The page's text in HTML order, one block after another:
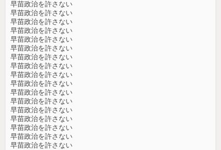
早苗政治を許さない
早苗政治を許さない
早苗政治を許さない
早苗政治を許さない
早苗政治を許さない
早苗政治を許さない
早苗政治を許さない
早苗政治を許さない
早苗政治を許さない
早苗政治を許さない
早苗政治を許さない
早苗政治を許さない
早苗政治を許さない
早苗政治を許さない
早苗政治を許さない
早苗政治を許さない
早苗政治を許さない